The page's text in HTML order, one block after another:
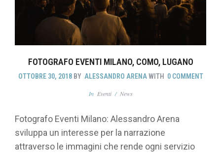
FOTOGRAFO EVENTI MILANO, COMO, LUGANO
OTTOBRE 30, 2018 BY ALESSANDRO ARENA WITH 0 COMMENT
In Eventi/ News
Fotografo Eventi Milano: Alessandro Arena
sviluppa un interesse per la narrazione
attraverso le immagini che rende ogni servizio